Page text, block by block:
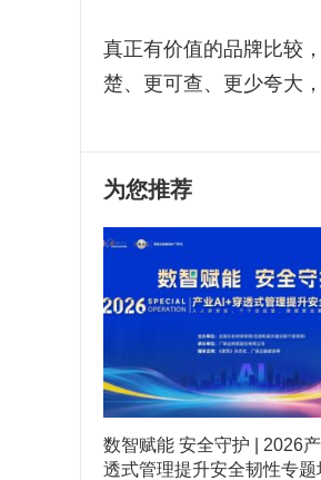
真正有价值的品牌比较
楚、更可查、更少夸大
为您推荐
数智赋能 安全守护 | 2026
透式管理提升安全韧性专题